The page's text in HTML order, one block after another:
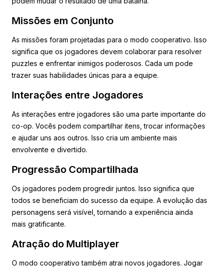
Missões em Conjunto
As missões foram projetadas para o modo cooperativo. Isso
significa que os jogadores devem colaborar para resolver
puzzles e enfrentar inimigos poderosos. Cada um pode
trazer suas habilidades únicas para a equipe.
Interações entre Jogadores
As interações entre jogadores são uma parte importante do
co-op. Vocês podem compartilhar itens, trocar informações
e ajudar uns aos outros. Isso cria um ambiente mais
envolvente e divertido.
Progressão Compartilhada
Os jogadores podem progredir juntos. Isso significa que
todos se beneficiam do sucesso da equipe. A evolução das
personagens será visível, tornando a experiência ainda
mais gratificante.
Atração do Multiplayer
O modo cooperativo também atrai novos jogadores. Jogar